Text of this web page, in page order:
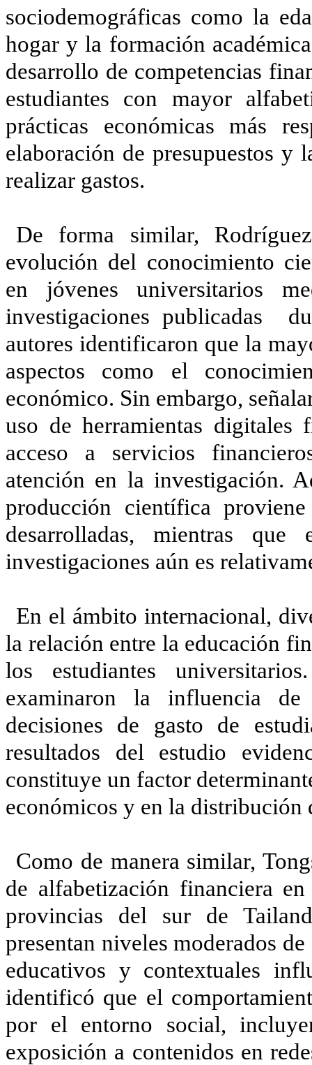
sociodemográficas como la
hogar y la formación
desarrollo de competencias
estudiantes con mayor
prácticas económicas más
elaboración de presupuestos y
realizar gastos.
De forma similar,
evolución del conocimiento
en jóvenes universitarios
investigaciones publicadas
autores identificaron que la
aspectos como el
económico. Sin embargo,
uso de herramientas digitales
acceso a servicios
atención en la investigación.
producción científica
desarrolladas, mientras
investigaciones aún es
En el ámbito internacional,
la relación entre la educación
los estudiantes
examinaron la influencia
decisiones de gasto de
resultados del estudio
constituye un factor
económicos y en la distribución
Como de manera similar,
de alfabetización financiera
provincias del sur de
presentan niveles moderados
educativos y contextuales
identificó que el
por el entorno social,
exposición a contenidos en